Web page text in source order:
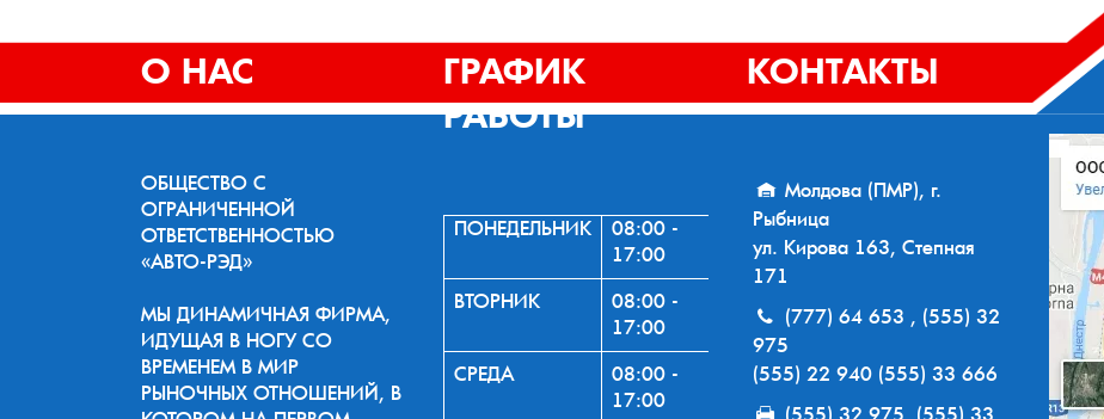
О НАС
ОБЩЕСТВО С
ОГРАНИЧЕННОЙ
ОТВЕТСТВЕННОСТЬЮ
«АВТО-РЭД»
МЫ ДИНАМИЧНАЯ ФИРМА,
ИДУЩАЯ В НОГУ СО
ВРЕМЕНЕМ В МИР
РЫНОЧНЫХ ОТНОШЕНИЙ, В
ГРАФИК
РАБОТЫ
ПОНЕДЕЛЬНИК
08:00 -
17:00
ВТОРНИК
08:00 -
17:00
СРЕДА
08:00 -
17:00
КОНТАКТЫ
Молдова (ПМР), г.
Рыбница
ул. Кирова 163, Степная
171
(777) 64 653 , (555) 32
975
(555) 22 940 (555) 33 666